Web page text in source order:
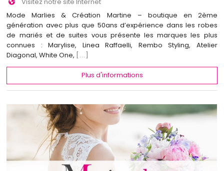
Mode Marlies & Création Martine – boutique en 2ème
génération avec plus que 50ans d’expérience dans les robes
de mariés et de suites vous présente les marques les plus
connues : Marylise, Linea Raffaelli, Rembo Styling, Atelier
Diagonal, White One, [...]
Plus d'informations